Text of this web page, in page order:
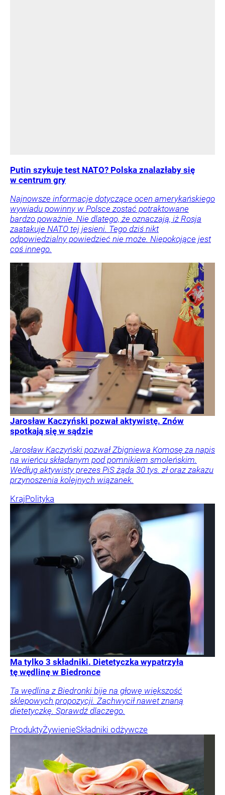
Putin szykuje test NATO? Polska znalazłaby się
w centrum gry
Najnowsze informacje dotyczące ocen amerykańskiego
wywiadu powinny w Polsce zostać potraktowane
bardzo poważnie. Nie dlatego, że oznaczają, iż Rosja
zaatakuje NATO tej jesieni. Tego dziś nikt
odpowiedzialny powiedzieć nie może. Niepokojące jest
coś innego.
Jarosław Kaczyński pozwał aktywistę. Znów
spotkają się w sądzie
Jarosław Kaczyński pozwał Zbigniewa Komosę za napis
na wieńcu składanym pod pomnikiem smoleńskim.
Według aktywisty prezes PiS żąda 30 tys. zł oraz zakazu
przynoszenia kolejnych wiązanek.
KrajPolityka
Ma tylko 3 składniki. Dietetyczka wypatrzyła
tę wędlinę w Biedronce
Ta wędlina z Biedronki bije na głowę większość
sklepowych propozycji. Zachwycił nawet znaną
dietetyczkę. Sprawdź dlaczego.
ProduktyŻywienieSkładniki odżywcze